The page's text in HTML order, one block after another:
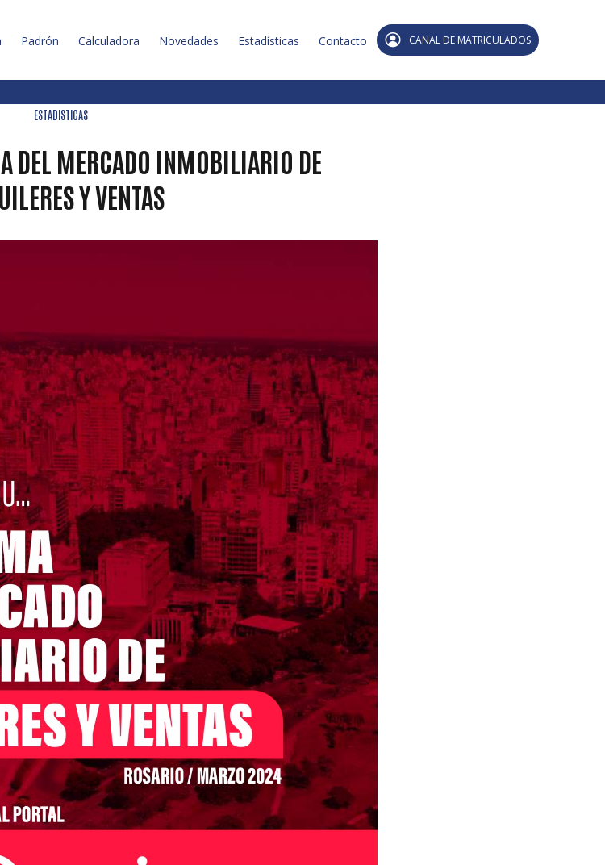
Padrón Calculadora Novedades Estadísticas Contacto CANAL DE MATRICULADOS
ESTADISTICAS
DEL MERCADO INMOBILIARIO DE
Y VENTAS